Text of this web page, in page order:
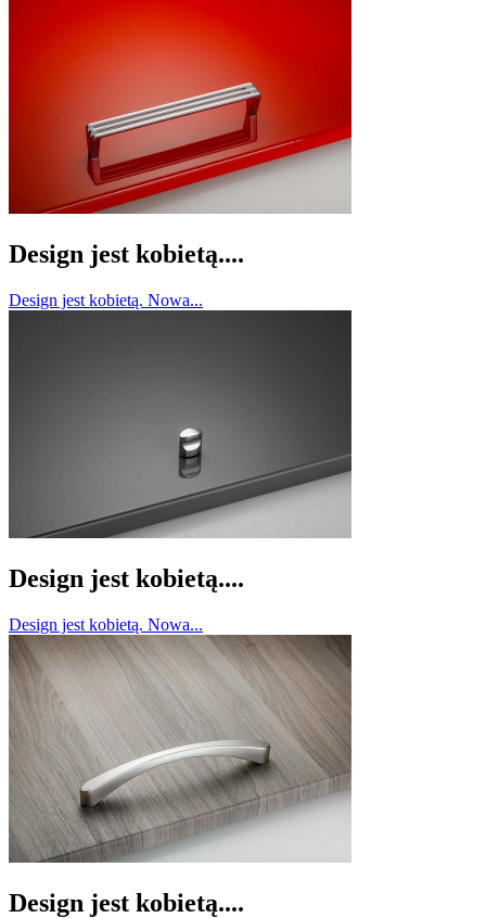
Design jest kobietą....
Design jest kobietą. Nowa...
Design jest kobietą....
Design jest kobietą. Nowa...
Design jest kobietą....